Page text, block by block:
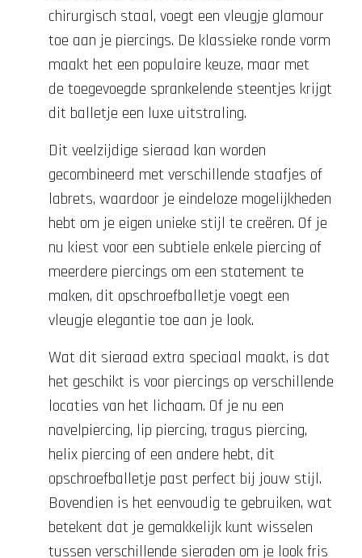
chirurgisch staal, voegt een vleugje glamour
toe aan je piercings. De klassieke ronde vorm
maakt het een populaire keuze, maar met
de toegevoegde sprankelende steentjes krijgt
dit balletje een luxe uitstraling.
Dit veelzijdige sieraad kan worden
gecombineerd met verschillende staafjes of
labrets, waardoor je eindeloze mogelijkheden
hebt om je eigen unieke stijl te creëren. Of je
nu kiest voor een subtiele enkele piercing of
meerdere piercings om een statement te
maken, dit opschroefballetje voegt een
vleugje elegantie toe aan je look.
Wat dit sieraad extra speciaal maakt, is dat
het geschikt is voor piercings op verschillende
locaties van het lichaam. Of je nu een
navelpiercing, lip piercing, tragus piercing,
helix piercing of een andere hebt, dit
opschroefballetje past perfect bij jouw stijl.
Bovendien is het eenvoudig te gebruiken, wat
betekent dat je gemakkelijk kunt wisselen
tussen verschillende sieraden om je look fris